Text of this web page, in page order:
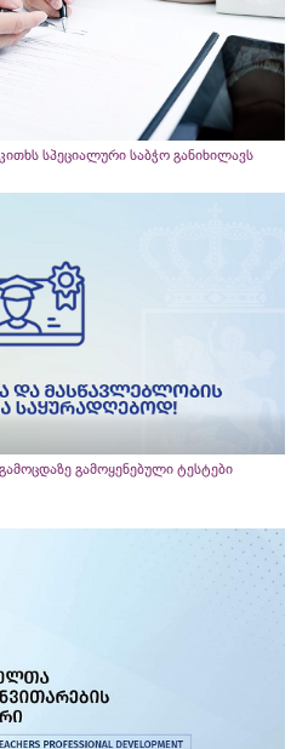
სპეციალური საბჭო განიხილავს
გამოყენებული ტესტები